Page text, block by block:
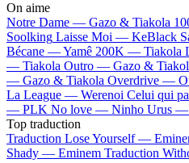
On aime
Notre Dame — Gazo & Tiakola
Soolking Laisse Moi — KeBlack
Bécane —Yamê 200K — Tiakola
— Tiakola Outro — Gazo &
— Gazo & Tiakola Overdrive —
La League — Werenoi Celui qui
— PLK No love — Ninho Urus —
Top traduction
Traduction Lose Yourself —
Shady — Eminem Traduction